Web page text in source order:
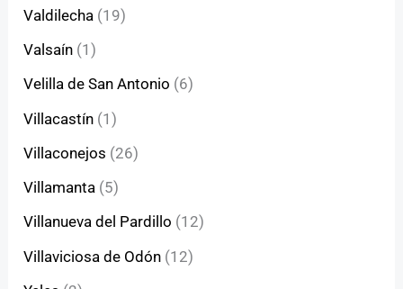
Valdilecha (19)
Valsaín (1)
Velilla de San Antonio (6)
Villacastín (1)
Villaconejos (26)
Villamanta (5)
Villanueva del Pardillo (12)
Villaviciosa de Odón (12)